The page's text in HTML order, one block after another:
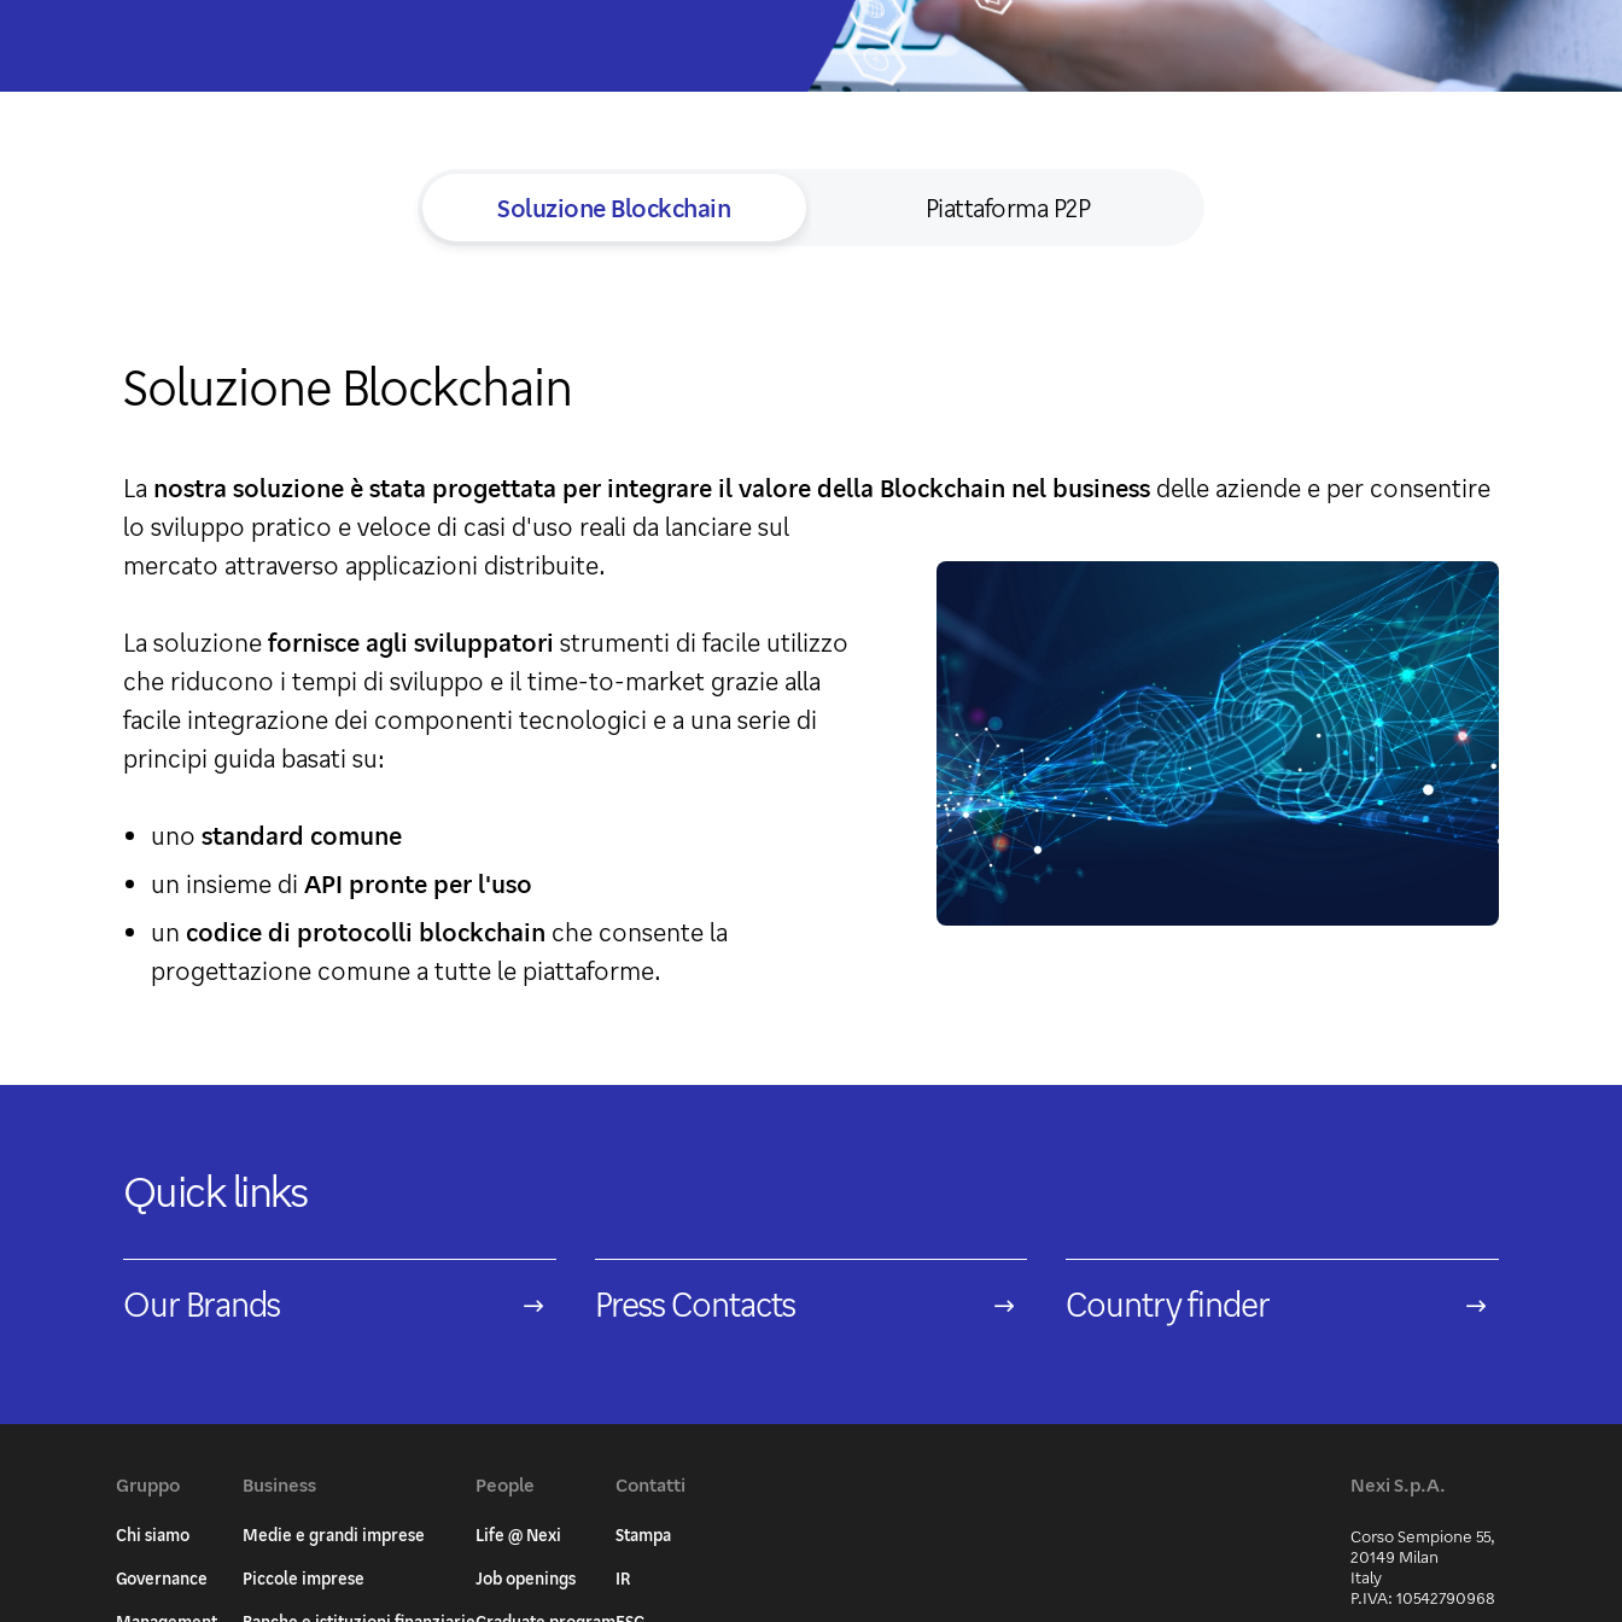
Soluzione Blockchain Piattaforma P2P
Soluzione Blockchain
La nostra soluzione è stata progettata per integrare il valore della Blockchain nel businessdelle aziende e per consentire
lo sviluppo pratico e veloce di casi d'uso reali da lanciare sul
mercato attraverso applicazioni distribuite.
La soluzionefornisce agli sviluppatori strumenti di facile utilizzo
che riducono i tempi di sviluppo e il time-to-market grazie alla
facile integrazione dei componenti tecnologici e a una serie di
principi guida basati su:
uno standard comune
un insieme di API pronte per l'uso
un codice di protocolli blockchain che consente la
progettazione comune a tutte le piattaforme.
Quick links
Our Brands Press Contacts Country finder
Gruppo
Chi siamo
Governance
Business
Medie e grandi imprese
Piccole imprese
People
Life @ Nexi
Job openings
Contatti
Stampa
IR
Nexi S.p.A.
Corso Sempione 55,
20149 Milan
Italy
P.IVA: 10542790968